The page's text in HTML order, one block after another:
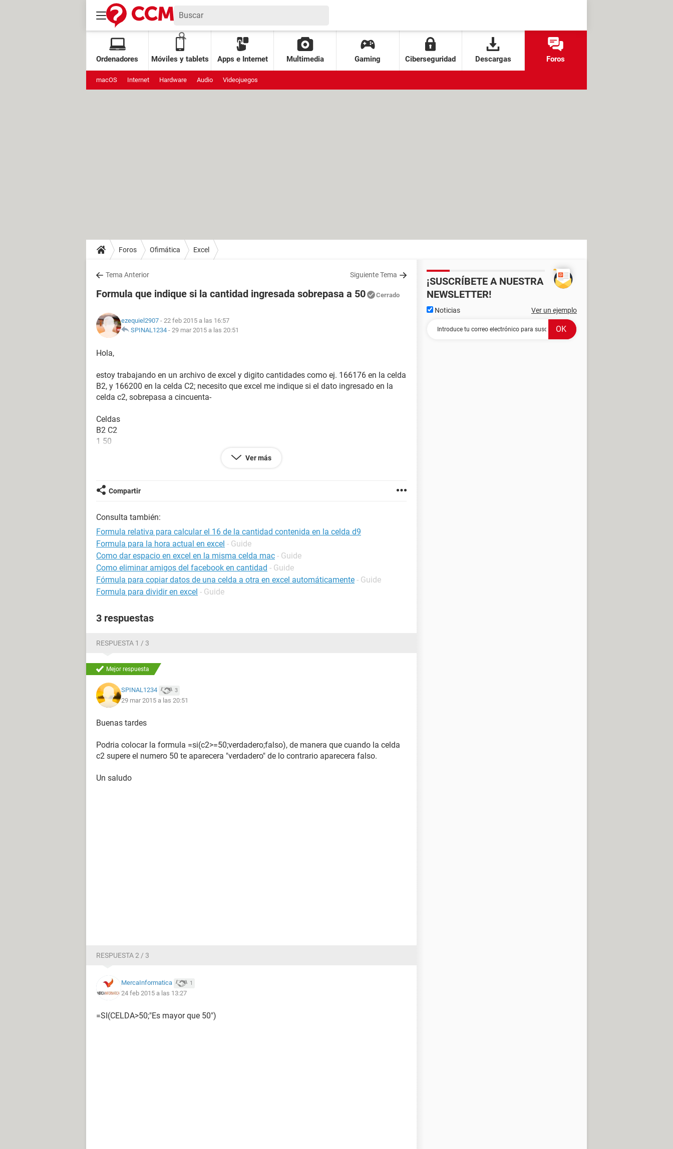
Ordenadores Móviles y tablets Apps e Internet Multimedia Gaming Ciberseguridad Descargas Foros
macOS Internet Hardware Audio Videojuegos
Foros Ofimática Excel
Tema Anterior Siguiente Tema
Formula que indique si la cantidad ingresada sobrepasa a 50 Cerrado
ezequiel2907 - 22 feb 2015 a las 16:57
SPINAL1234 - 29 mar 2015 a las 20:51
Hola,
estoy trabajando en un archivo de excel y digito cantidades como ej. 166176 en la celda
B2, y 166200 en la celda C2; necesito que excel me indique si el dato ingresado en la
celda c2, sobrepasa a cincuenta-
Celdas
B2 C2
1 50
espero me entiendan y me ayuden,
gracias
Ver más
Compartir
Consulta también:
Formula relativa para calcular el 16 de la cantidad contenida en la celda d9
Formula para la hora actual en excel - Guide
Como dar espacio en excel en la misma celda mac - Guide
Como eliminar amigos del facebook en cantidad - Guide
Fórmula para copiar datos de una celda a otra en excel automáticamente - Guide
Formula para dividir en excel - Guide
3 respuestas
RESPUESTA 1 / 3
Mejor respuesta
SPINAL1234 3
29 mar 2015 a las 20:51
Buenas tardes
Podria colocar la formula =si(c2>=50;verdadero;falso), de manera que cuando la celda
c2 supere el numero 50 te aparecera "verdadero" de lo contrario aparecera falso.
Un saludo
RESPUESTA 2 / 3
MercaInformatica 1
24 feb 2015 a las 13:27
=SI(CELDA>50;"Es mayor que 50")
¡SUSCRÍBETE A NUESTRA
NEWSLETTER!
Noticias Ver un ejemplo